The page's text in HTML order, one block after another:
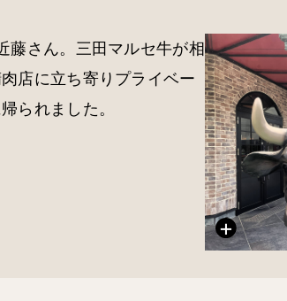
藤さん。三田マルセ牛が相
店に立ち寄りプライベー
られました。